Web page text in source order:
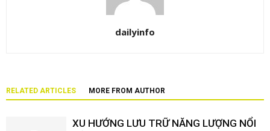
dailyinfo
RELATED ARTICLES MORE FROM AUTHOR
XU HƯỚNG LƯU TRỮ NĂNG LƯỢNG NỔI